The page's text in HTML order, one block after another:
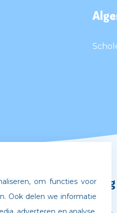
om functies voor
Ook delen we informatie